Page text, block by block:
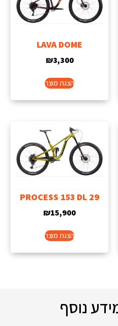
LAVA DOME
₪3,300
הצגת מוצר
PROCESS 153 DL 29
₪15,900
הצגת מוצר
נוסף